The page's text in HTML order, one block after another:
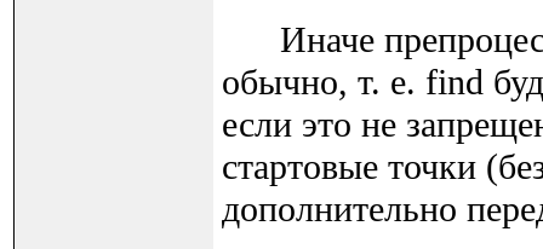
Иначе
обычно, т. е. find
если это не
стартовые точки
дополнительно